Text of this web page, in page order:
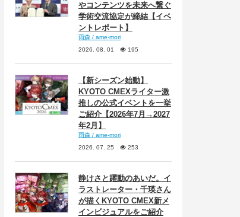
やコンテンツを未来へ繋ぐ
学術交流協定が締結【イベ
ントレポート】
雨森 / ame-mori
2026. 08. 01
195
【新シーズン始動】
KYOTO CMEXライター激
推しの公式イベントを一挙
ご紹介【2026年7月→2027
年2月】
雨森 / ame-mori
2026. 07. 25
253
静けさと躍動のあいだ。イ
ラストレーター・千瑛さん
が描くKYOTO CMEX新メ
インビジュアルをご紹介